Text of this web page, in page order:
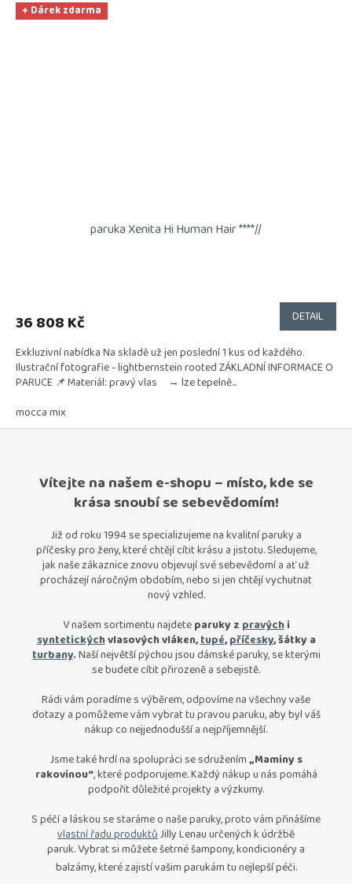
+ Dárek zdarma
paruka Xenita Hi Human Hair ****//
36 808 Kč DETAIL
Exkluzivní nabídka Na skladě už jen poslední 1 kus od každého.
Ilustrační fotografie - lightbernstein rooted ZÁKLADNÍ INFORMACE O
PARUCE 📌 Materiál: pravý vlas → lze tepelně...
mocca mix
Vítejte na našem e-shopu – místo, kde se
krása snoubí se sebevědomím!
Již od roku 1994 se specializujeme na kvalitní paruky a
příčesky pro ženy, které chtějí cítit krásu a jistotu. Sledujeme,
jak naše zákaznice znovu objevují své sebevědomí a ať už
procházejí náročným obdobím, nebo si jen chtějí vychutnat
nový vzhled.
V našem sortimentu najdeteparuky z pravýchi
syntetickýchvlasových vláken,tupé,příčesky, šátky a
turbany.Naší největší pýchou jsou dámské paruky, se kterými
se budete cítit přirozeně a sebejistě.
Rádi vám poradíme s výběrem, odpovíme na všechny vaše
dotazy a pomůžeme vám vybrat tu pravou paruku, aby byl váš
nákup co nejjednodušší a nejpříjemnější.
Jsme také hrdí na spolupráci se sdružením„Maminy s
rakovinou“, které podporujeme. Každý nákup u nás pomáhá
podpořit důležité projekty a výzkumy.
S péčí a láskou se staráme o naše paruky,proto vám přinášíme
vlastní řadu produktůJilly Lenau určených k údržbě
paruk.Vybrat si můžete šetrné šampony, kondicionéry a
balzámy, které zajistí vašim parukám tu nejlepší péči.